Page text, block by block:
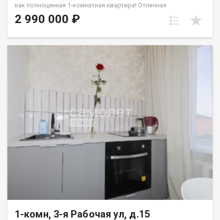
как полноценная 1-комнатная квартира! Отличная
альтернатива однокомнатным хрущевкам с крохотной кухней!
Подходит под сиротский сертификат Удобная планировка и
заселения и быстрой сдачи в аренду без дополнительных
вложений В ванной и кухне кафель на полу Санузел выложен
плиткой до потолка Счетчики на воду и электроснабжение
внутри квартиры В общежитии установлены
высокоскоростные современные лифты, на первом этаже
постоянно дежурит консьерж Дом в отдалении от проспекта -
никакого шума дороги Рядом магазины, детские сады, школы
и медицинские учреждения Отличная транспортная развязка -
остановка в паре минут ходьбы Условия сделки Никаких
долгов и обременений В собственности более пяти лет
Готовы к быстрому выходу на сделку Поможем согласовать
пониженную ставку на ипотеку - от 11,9% Рад буду ответить на
все ваши вопросы и показать квартиру в удобное время​.
Приобретая недвижимость через федеральное агентство
«САМОЛЁТ ПЛЮС», Вы получаете: юридическое
сопровождение сделки на всех этапах; помощь в оформлении
документов; гарантию юридической защиты на 3 года после
2 990 000 ₽
1-комн, 3-я Рабочая ул, д.15